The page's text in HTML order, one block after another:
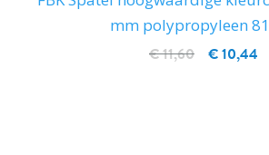
mm polypropyleen
€ 10,44
€ 11,60